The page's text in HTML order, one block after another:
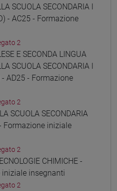
SCUOLA SECONDARIA I
- AC25 - Formazione
2
E SECONDA LINGUA
SCUOLA SECONDARIA I
- AD25 - Formazione
2
SCUOLA SECONDARIA
Formazione iniziale
2
CHIMICHE -
insegnanti
2